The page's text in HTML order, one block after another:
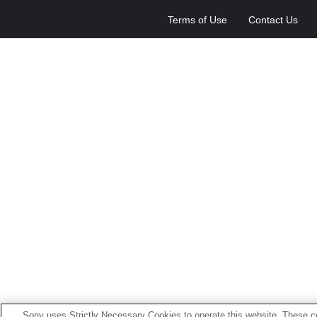
Terms of Use Contact Us